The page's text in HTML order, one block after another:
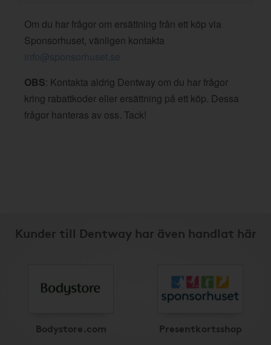
Om du har frågor om ersättning från ett köp via
Sponsorhuset, vänligen kontakta
info@sponsorhuset.se
OBS: Kontakta aldrig Dentway om du har frågor
kring rabattkoder eller ersättning på ett köp. Dessa
frågor hanteras av oss. Tack!
Kunder till Dentway har även handlat här
Bodystore.com Presentkortsshop